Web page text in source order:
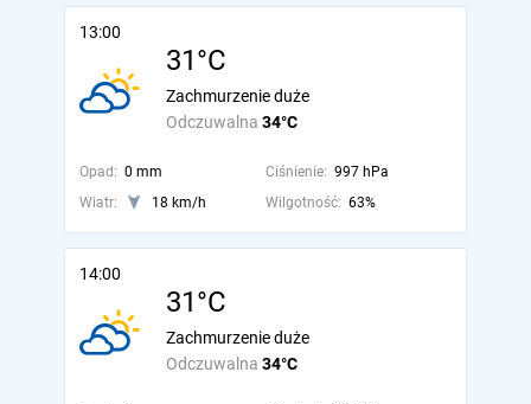
13:00
31°C
Odczuwalna 34°C
Zachmurzenie duże
Opad: 0 mm Ciśnienie: 997 hPa
Wiatr:
18 km/h Wilgotność: 63%
14:00
31°C
Odczuwalna 34°C
Zachmurzenie duże